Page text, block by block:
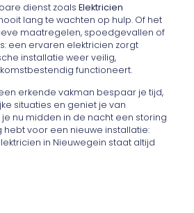
dienst zoalsElektricien
lang te wachten op hulp. Of het
maatregelen, spoedgevallen of
een ervaren elektricien zorgt
installatie weer veilig,
functioneert.
erkende vakman bespaar je tijd,
situaties en geniet je van
je nu midden in de nacht een storing
voor een nieuwe installatie:
in Nieuwegein staat altijd